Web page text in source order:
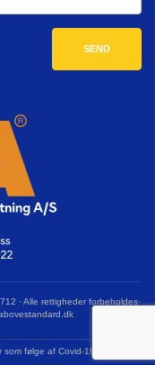
· Alle rettigheder forbeholdes·
følge af Covid-19 og krigen i